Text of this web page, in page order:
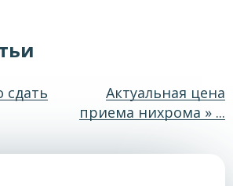
сдать
Актуальная цена
приема нихрома » ...